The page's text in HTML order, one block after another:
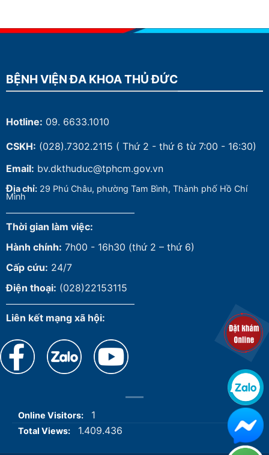
BỆNH VIỆN ĐA KHOA THỦ ĐỨC
Hotline: 09. 6633.1010
CSKH: (028).7302.2115 ( Thứ 2 - thứ 6 từ 7:00 - 16:30)
Email: bv.dkthuduc@tphcm.gov.vn
Địa chỉ: 29 Phú Châu, phường Tam Bình, Thành phố Hồ Chí
Minh
Thời gian làm việc:
Hành chính: 7h00 - 16h30 (thứ 2 – thứ 6)
Cấp cứu: 24/7
Điện thoại: (028)22153115
Liên kết mạng xã hội:
Online Visitors: 1
Total Views: 1.409.436